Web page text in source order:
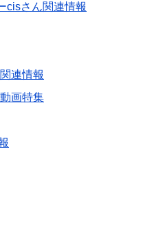
cisさん関連情報
連情報
画特集